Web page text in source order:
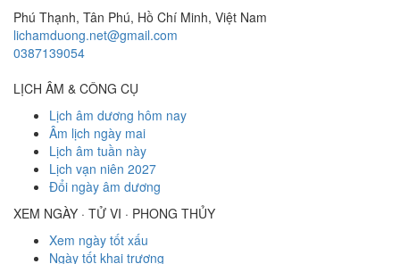
Phú Thạnh, Tân Phú, Hồ Chí Minh, Việt Nam
lichamduong.net@gmail.com
0387139054
LỊCH ÂM & CÔNG CỤ
Lịch âm dương hôm nay
Âm lịch ngày mai
Lịch âm tuần này
Lịch vạn niên 2027
Đổi ngày âm dương
XEM NGÀY · TỬ VI · PHONG THỦY
Xem ngày tốt xấu
Ngày tốt khai trương